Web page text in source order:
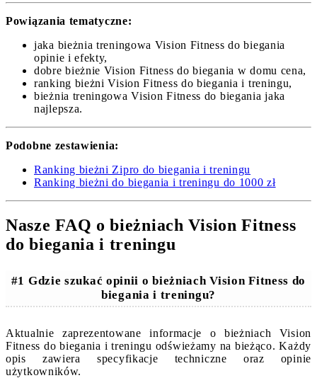
Powiązania tematyczne:
jaka bieżnia treningowa Vision Fitness do biegania
opinie i efekty,
dobre bieżnie Vision Fitness do biegania w domu cena,
ranking bieżni Vision Fitness do biegania i treningu,
bieżnia treningowa Vision Fitness do biegania jaka
najlepsza.
Podobne zestawienia:
Ranking bieżni Zipro do biegania i treningu
Ranking bieżni do biegania i treningu do 1000 zł
Nasze FAQ o bieżniach Vision Fitness
do biegania i treningu
#1 Gdzie szukać opinii o bieżniach Vision Fitness do
biegania i treningu?
Aktualnie zaprezentowane informacje o bieżniach Vision
Fitness do biegania i treningu odświeżamy na bieżąco. Każdy
opis zawiera specyfikacje techniczne oraz opinie
użytkowników.